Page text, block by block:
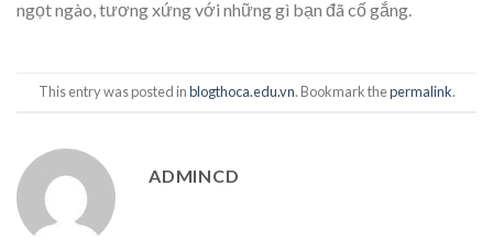
ngọt ngào, tương xứng với những gì bạn đã cố gắng.
This entry was posted inblogthoca.edu.vn. Bookmark thepermalink.
ADMINCD